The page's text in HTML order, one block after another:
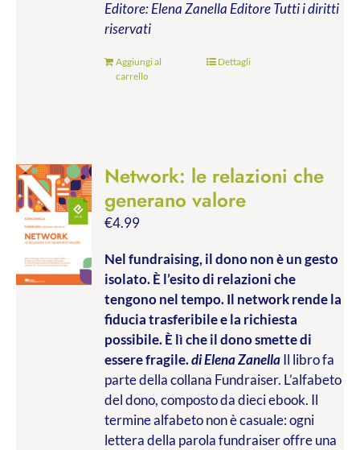
Editore: Elena Zanella EditoreTutti i diritti
riservati
Aggiungi al
carrello
Dettagli
Network: le relazioni che
generano valore
€4.99
Nel fundraising, il dono non è un gesto
isolato. È l’esito di relazioni che
tengono nel tempo. Il network rende la
fiducia trasferibile e la richiesta
possibile. È lì che il dono smette di
essere fragile.di Elena ZanellaIl libro fa
parte della collana Fundraiser. L’alfabeto
del dono, composto da dieci ebook. Il
termine alfabeto non è casuale: ogni
lettera della parola fundraiser offre una